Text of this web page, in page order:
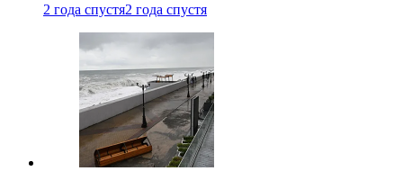
2 года спустя2 года спустя